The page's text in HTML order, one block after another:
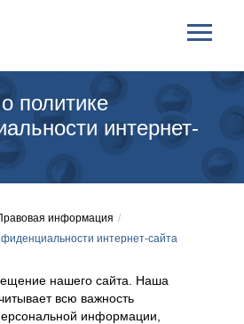
политике
интернет-
информация /
интернет-сайта
нашего сайта. Наша
всю важность
информации,